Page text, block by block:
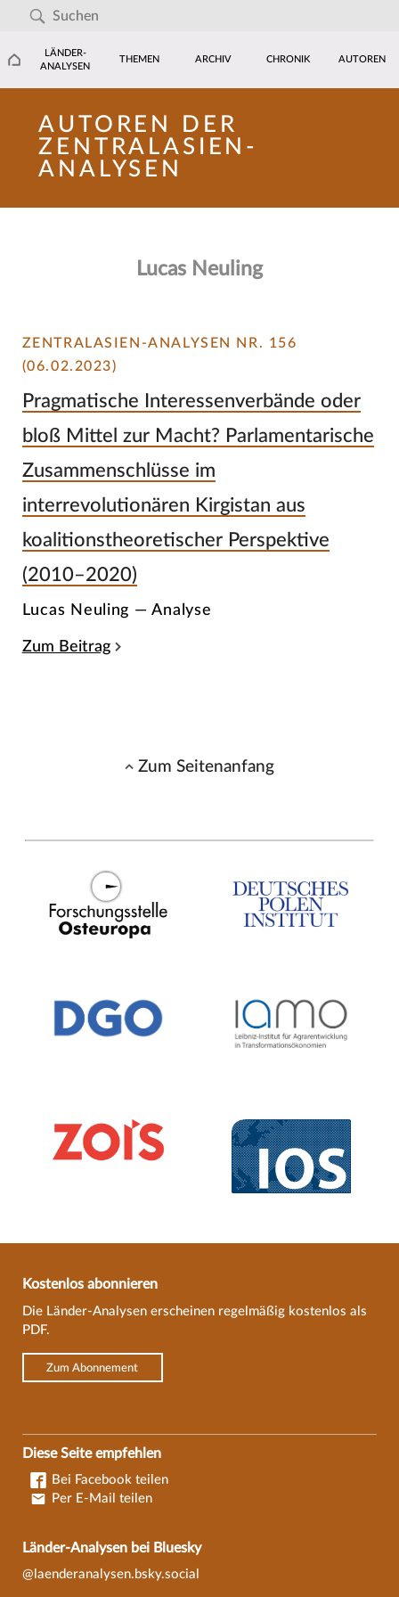
LÄNDER-
ANALYSEN
THEMEN ARCHIV CHRONIK AUTOREN
AUTOREN DER
ZENTRALASIEN-
ANALYSEN
Lucas Neuling
ZENTRALASIEN-ANALYSEN NR. 156
(06.02.2023)
Pragmatische Interessenverbände oder
bloß Mittel zur Macht? Parlamentarische
Zusammenschlüsse im
interrevolutionären Kirgistan aus
koalitionstheoretischer Perspektive
(2010–2020)
Lucas Neuling — Analyse
Zum Beitrag
Zum Seitenanfang
Kostenlos abonnieren
Die Länder-Analysen erscheinen regelmäßig kostenlos als
PDF.
Zum Abonnement
Diese Seite empfehlen
Bei Facebook teilen
Per E-Mail teilen
Länder-Analysen bei Bluesky
@laenderanalysen.bsky.social